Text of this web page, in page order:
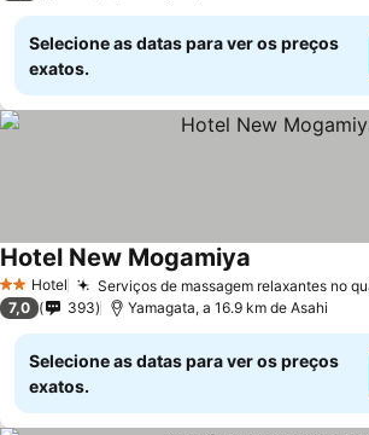
Selecione as datas para ver os preços
exatos.
2 Estrelas
Hotel Serviços de massagem relaxantes no
Hotel New Mogamiya
7,0 393 Yamagata, a 16.9 km de Asahi
Selecione as datas para ver os preços
exatos.